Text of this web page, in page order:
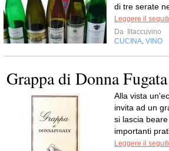
di tre serate
Leggere il
Da
Iltaccuvino
CUCINA VINO
Grappa di Donna
Alla vista
invita ad un
si lascia
importanti
Leggere il